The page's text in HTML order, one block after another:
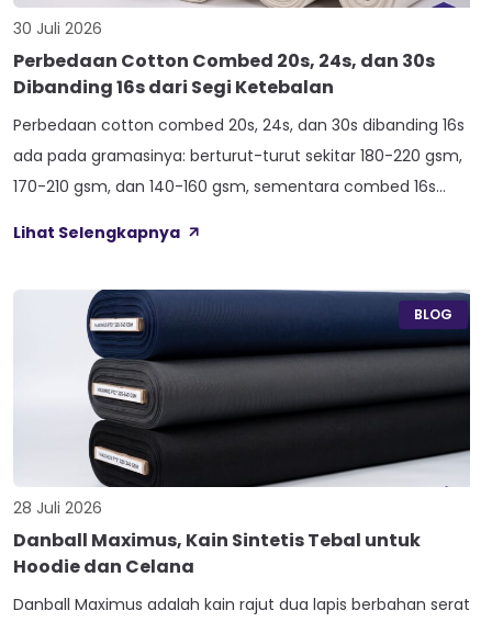
30 Juli 2026
Perbedaan Cotton Combed 20s, 24s, dan 30s
Dibanding 16s dari Segi Ketebalan
Perbedaan cotton combed 20s, 24s, dan 30s dibanding 16s
ada pada gramasinya: berturut-turut sekitar 180-220 gsm,
170-210 gsm, dan 140-160 gsm, sementara combed 16s
satu kaos terasa berat dan kokoh, sedangkan kaos lain
konveksi baru tertukar […]
Lihat Selengkapnya
BLOG
28 Juli 2026
Danball Maximus, Kain Sintetis Tebal untuk
Hoodie dan Celana
Danball Maximus adalah kain rajut dua lapis berbahan serat